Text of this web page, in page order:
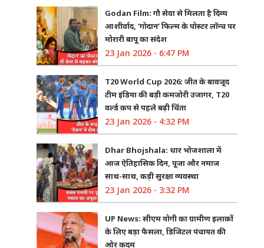
Godan Film: गौ सेवा से मिलता है दिव्य
आशीर्वाद, ‘गोदान’ फिल्म के पोस्टर लॉन्च पर
मोरारी बापू का संदेश
23 Jan 2026 - 6:47 PM
T20 World Cup 2026: जीत के बावजूद
टीम इंडिया की बड़ी कमजोरी उजागर, T20
वर्ल्ड कप से पहले बढ़ी चिंता
23 Jan 2026 - 4:32 PM
Dhar Bhojshala: धार भोजशाला में
आज ऐतिहासिक दिन, पूजा और नमाज
साथ-साथ, कड़ी सुरक्षा व्यवस्था
23 Jan 2026 - 3:32 PM
UP News: सीएम योगी का ग्रामीण इलाकों
के लिए बड़ा फैसला, डिजिटल पंचायत की
ओर कदम